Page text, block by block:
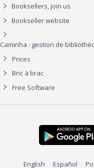
Booksellers, join us
Bookseller website
Caminha : gestion de
Prices
Bric à brac
Free Software
English Español